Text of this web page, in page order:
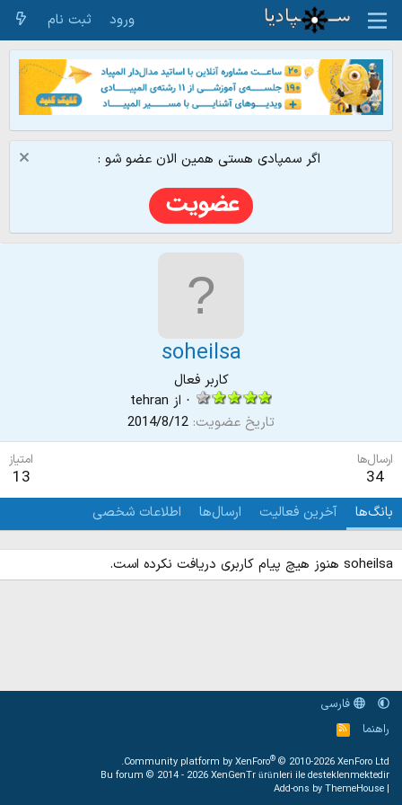
ورود ثبت نام
اگر سمپادی هستی همین الان عضو شو :
soheilsa
کاربر فعال
· از tehran
تاریخ عضویت 2014/8/12
ارسال‌ها
34
امتیاز
13
بانگ‌ها آخرین فعالیت ارسال‌ها اطلاعات شخصی
soheilsa هنوز هیچ پیام کاربری دریافت نکرده است.
فارسی
راهنما
خ
و
ا
ک
Community platform by XenForo® © 2010-2026 XenForo Ltd.
Bu forum © 2014 - 2026XenGenTr ürünleri ile desteklenmektedir
|
Add-ons by ThemeHouse